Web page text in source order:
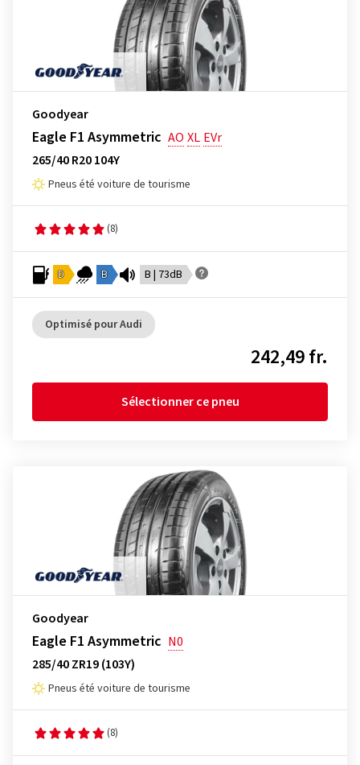
Goodyear
Eagle F1 Asymmetric AO XL EVr
265/40 R20 104Y
Pneus été voiture de tourisme
(8)
D B B | 73dB
Optimisé pour Audi
242,49 fr.
Sélectionner ce pneu
Goodyear
Eagle F1 Asymmetric N0
285/40 ZR19 (103Y)
Pneus été voiture de tourisme
(8)